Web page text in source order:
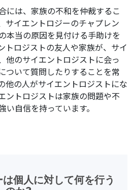
には、家族の不和を仲裁するこ
サイエントロジーのチャプレン
本当の原因を見付ける手助けを
トロジストの友人や家族が、サイ
他のサイエントロジストに会っ
ついて質問したりすることを常
他の人がサイエントロジストにな
ントロジストは家族の問題や不
自信を持っています。
個人に対して何を行う